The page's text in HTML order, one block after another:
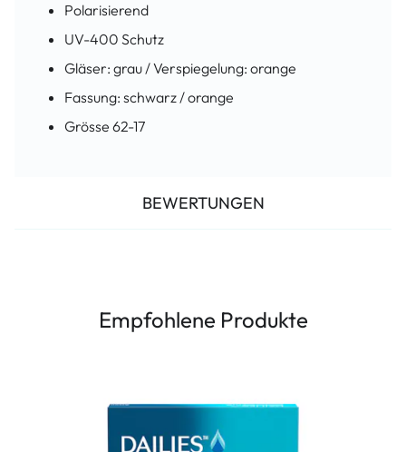
Polarisierend
UV-400 Schutz
Gläser: grau / Verspiegelung: orange
Fassung: schwarz / orange
Grösse 62-17
BEWERTUNGEN
Empfohlene Produkte